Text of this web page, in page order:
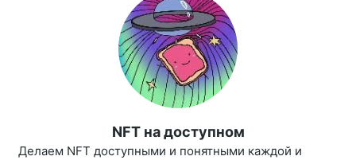
NFT на доступном
Делаем NFT доступными и понятными каждой и